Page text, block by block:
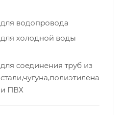
для водопровода
для холодной воды
для соединения труб из
стали,чугуна,полиэтилена
и ПВХ